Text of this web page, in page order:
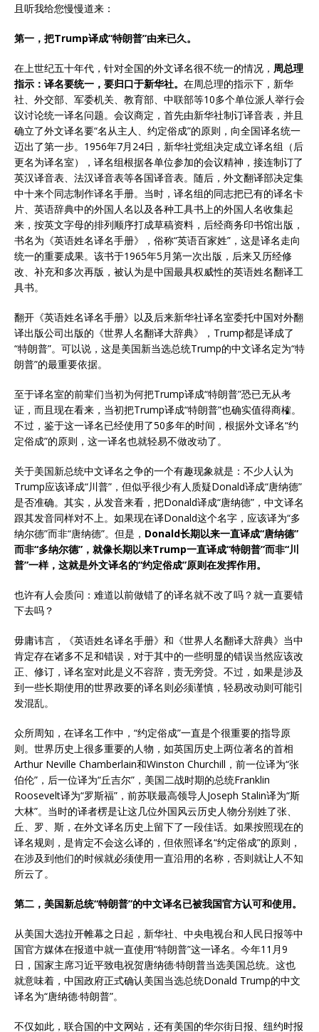
且听我给您慢慢道来：
第一，把Trump译成“特朗普”由来已久。
在上世纪五十年代，针对全国的外文译名很不统一的情况， 周总理
指示：译名要统一，要归口于新华社。 在周总理的指示下，新华
社、外交部、军委机关、教育部、中联部等10多个单位派人举行会
议讨论统一译名问题。会议商定，首先由新华社制订译音表，并且
确立了外文译名要“名从主人、约定俗成”的原则，向全国译名统一
迈出了第一步。1956年7月24日，新华社党组决定成立译名组（后
更名为译名室），译名组根据各单位参加的会议精神，接连制订了
英汉译音表、法汉译音表等各国译音表。随后，外文翻译部决定集
中十来个同志制作译名手册。当时，译名组的同志把已有的译名卡
片、英语辞典中的外国人名以及各种工具书上的外国人名收集起
来，按英文字母的排列顺序打成草稿资料，后经商务印书馆出版，
书名为《英语姓名译名手册》，俗称“英语百家姓”，这是译名走向
统一的重要成果。该书于1965年5月第一次出版，后来又历经修
改、补充和多次再版，被认为是中国最具权威性的英语姓名翻译工
具书。
翻开《英语姓名译名手册》以及后来新华社译名室委托中国对外翻
译出版公司出版的《世界人名翻译大辞典》，Trump都是译成了
“特朗普”。可以说，这是美国新当选总统Trump的中文译名定为“特
朗普”的最重要依据。
至于译名室的前辈们当初为何把Trump译成“特朗普”恐已无从考
证，而且现在看来，当初把Trump译成“特朗普”也确实值得商榷。
不过，鉴于这一译名已经使用了50多年的时间，根据外文译名“约
定俗成”的原则，这一译名也就轻易不做改动了。
关于美国新总统中文译名之争的一个有趣现象就是：不少人认为
Trump应该译成“川普”，但似乎很少有人质疑Donald译成“唐纳德”
是否准确。其实，从发音来看，把Donald译成“唐纳德”，中文译名
跟其发音同样对不上。如果现在译Donald这个名字，应该译为“多
纳尔德”而非“唐纳德”。但是， Donald长期以来一直译成“唐纳德”
而非“多纳尔德”，就像长期以来Trump一直译成“特朗普”而非“川
普”一样，这就是外文译名的“约定俗成”原则在发挥作用。
也许有人会质问：难道以前做错了的译名就不改了吗？就一直要错
下去吗？
毋庸讳言，《英语姓名译名手册》和《世界人名翻译大辞典》当中
肯定存在诸多不足和错误，对于其中的一些明显的错误当然应该改
正、修订，译名室对此是义不容辞，责无旁贷。不过，如果是涉及
到一些长期使用的世界政要的译名则必须谨慎，轻易改动则可能引
发混乱。
众所周知，在译名工作中，“约定俗成”一直是个很重要的指导原
则。世界历史上很多重要的人物，如英国历史上两位著名的首相
Arthur Neville Chamberlain和Winston Churchill，前一位译为“张
伯伦”，后一位译为“丘吉尔”，美国二战时期的总统Franklin
Roosevelt译为“罗斯福”，前苏联最高领导人Joseph Stalin译为“斯
大林”。当时的译者楞是让这几位外国风云历史人物分别姓了张、
丘、罗、斯，在外文译名历史上留下了一段佳话。如果按照现在的
译名规则，是肯定不会这么译的，但依照译名“约定俗成”的原则，
在涉及到他们的时候就必须使用一直沿用的名称，否则就让人不知
所云了。
第二，美国新总统“特朗普”的中文译名已被我国官方认可和使用。
从美国大选拉开帷幕之日起，新华社、中央电视台和人民日报等中
国官方媒体在报道中就一直使用“特朗普”这一译名。今年11月9
日，国家主席习近平致电祝贺唐纳德·特朗普当选美国总统。这也
就意味着，中国政府正式确认美国当选总统Donald Trump的中文
译名为“唐纳德·特朗普”。
不仅如此，联合国的中文网站，还有美国的华尔街日报、纽约时报